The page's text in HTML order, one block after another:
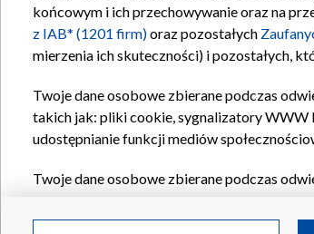
końcowym i ich przechowywanie oraz na
z IAB* (1201 firm)oraz pozostałych
mierzenia ich skuteczności) i pozostałych,
Twoje dane osobowe zbierane podczas
takich jak: pliki cookie, sygnalizatory WWW
udostępnianie funkcji mediów
Twoje dane osobowe zbierane podczas
Partnerów TVPdla realizacji następujących